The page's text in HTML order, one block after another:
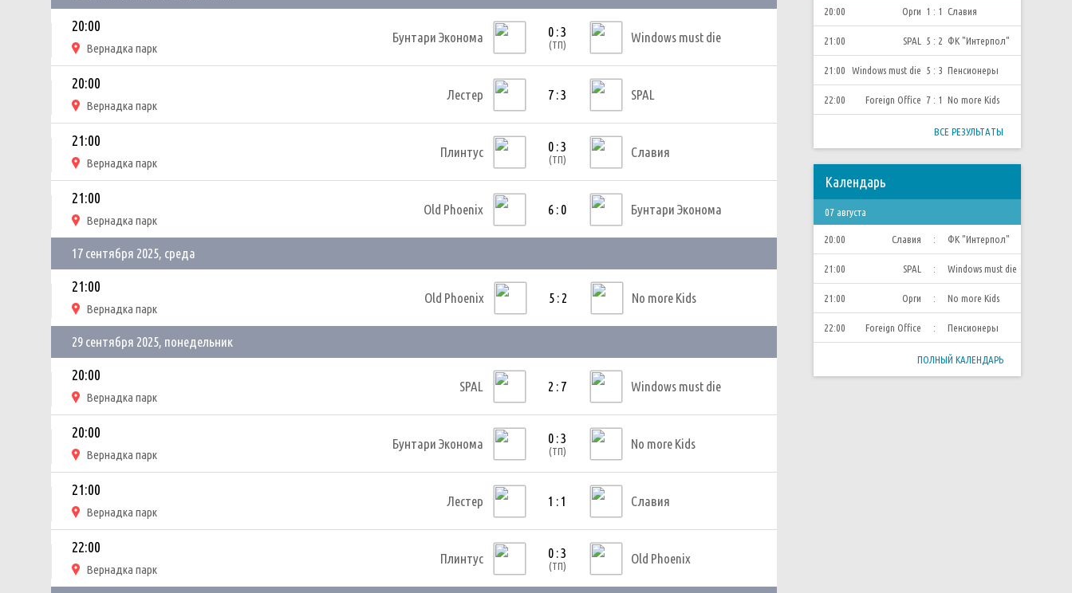
20:00 Орги 1 : 1 Славия
21:00 SPAL 5 : 2 ФК "Интерпол"
21:00 Windows must die 5 : 3 Пенсионеры
22:00 Foreign Office 7 : 1 No more Kids
ВСЕ РЕЗУЛЬТАТЫ
Календарь
07 августа
20:00 Славия : ФК "Интерпол"
21:00 SPAL : Windows must die
21:00 Орги : No more Kids
22:00 Foreign Office : Пенсионеры
ПОЛНЫЙ КАЛЕНДАРЬ
20:00
Вернадка парк
Бунтари Эконома 0 : 3
(ТП) Windows must die
20:00
Вернадка парк
Лестер 7 : 3 SPAL
21:00
Вернадка парк
Плинтус 0 : 3
(ТП) Славия
21:00
Вернадка парк
Old Phoenix 6 : 0 Бунтари Эконома
17 сентября 2025, среда
21:00
Вернадка парк
Old Phoenix 5 : 2 No more Kids
29 сентября 2025, понедельник
20:00
Вернадка парк
SPAL 2 : 7 Windows must die
20:00
Вернадка парк
Бунтари Эконома 0 : 3
(ТП) No more Kids
21:00
Вернадка парк
Лестер 1 : 1 Славия
22:00
Вернадка парк
Плинтус 0 : 3
(ТП) Old Phoenix